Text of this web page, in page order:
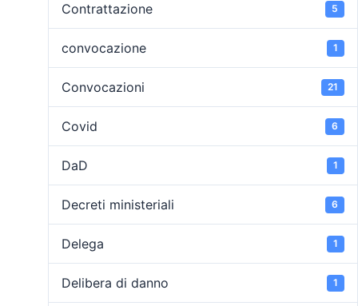
Contrattazione 5
convocazione 1
Convocazioni 21
Covid 6
DaD 1
Decreti ministeriali 6
Delega 1
Delibera di danno 1